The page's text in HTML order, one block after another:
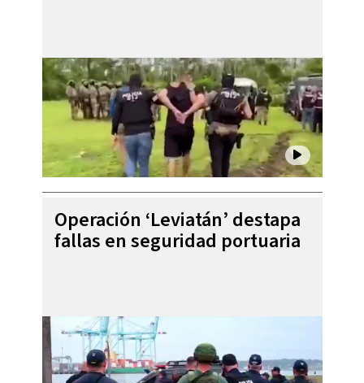
Operación ‘Leviatán’ destapa
fallas en seguridad portuaria